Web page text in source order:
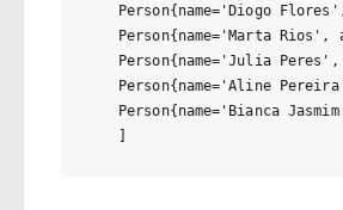
Person{name='Diogo
Person{name='Marta Rios',
Person{name='Julia Peres',
Person{name='Aline
Person{name='Bianca
]